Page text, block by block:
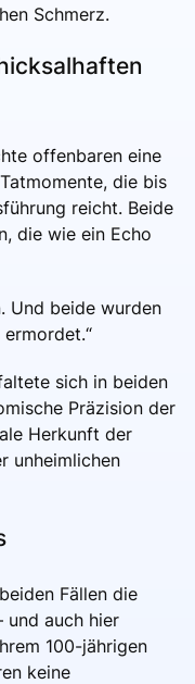
Schmerz.
offenbaren eine
die bis
reicht. Beide
die wie ein Echo
Und beide wurden
sich in beiden
Präzision der
Herkunft der
unheimlichen
Fällen die
und auch hier
100-jährigen
keine